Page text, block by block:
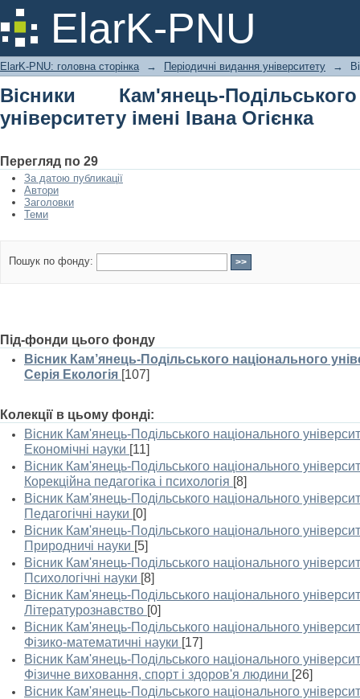
ElarK-PNU
Вісники Кам'янець-Подільського
Огієнка
ElarK-PNU: головна сторінка → Періодичні видання університету →
Вісники Кам'янець-
університету імені Івана Огієнка
Перегляд по 29
За датою публикації
Автори
Заголовки
Теми
Пошук по фонду:
Під-фонди цього фонду
Вісник Кам’янець-Подільського національного
Серія Екологія [107]
Колекції в цьому фонді:
Вісник Кам'янець-Подільського національного
Економічні науки [11]
Вісник Кам'янець-Подільського національного
Корекційна педагогіка і психологія [8]
Вісник Кам'янець-Подільського національного
Педагогічні науки [0]
Вісник Кам'янець-Подільського національного
Природничі науки [5]
Вісник Кам'янець-Подільського національного
Психологічні науки [8]
Вісник Кам'янець-Подільського національного
Літературознавство [0]
Вісник Кам'янець-Подільського національного
Фізико-математичні науки [17]
Вісник Кам'янець-Подільського національного
Фізичне виховання, спорт і здоров'я людини [26]
Вісник Кам'янець-Подільського національного